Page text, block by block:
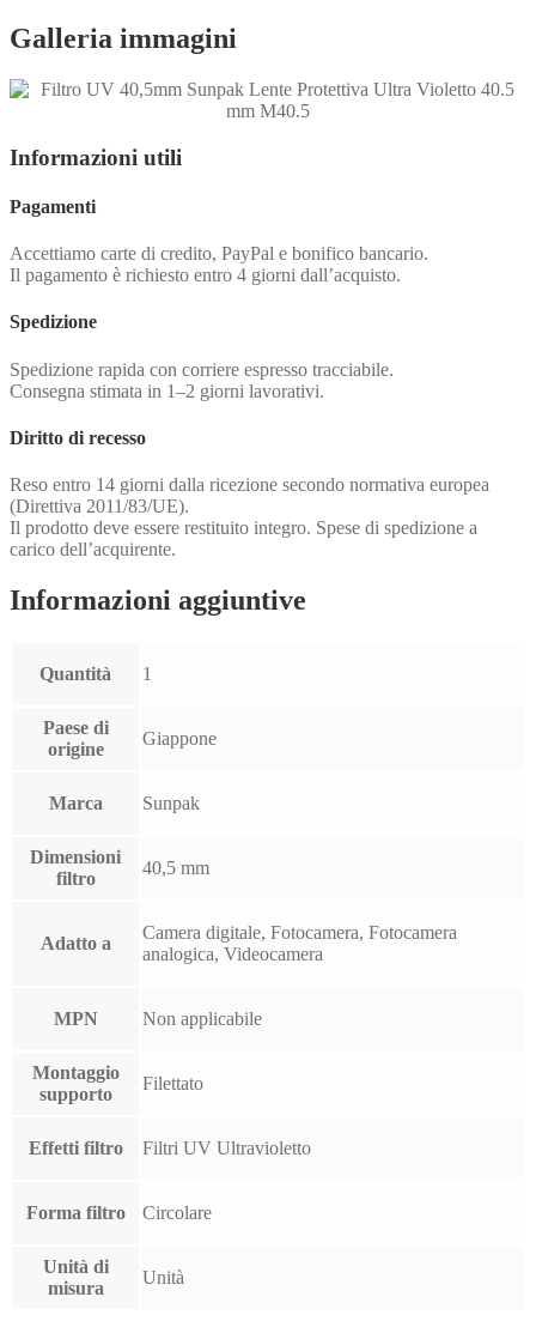
Galleria immagini
Informazioni utili
Pagamenti
Accettiamo carte di credito, PayPal e bonifico bancario.
Il pagamento è richiesto entro 4 giorni dall’acquisto.
Spedizione
Spedizione rapida con corriere espresso tracciabile.
Consegna stimata in 1–2 giorni lavorativi.
Diritto di recesso
Reso entro 14 giorni dalla ricezione secondo normativa europea
(Direttiva 2011/83/UE).
Il prodotto deve essere restituito integro. Spese di spedizione a
carico dell’acquirente.
Informazioni aggiuntive
Quantità 1
Paese di
origine
Giappone
Marca Sunpak
Dimensioni
filtro
40,5 mm
Adatto a
Camera digitale, Fotocamera, Fotocamera
analogica, Videocamera
MPN Non applicabile
Montaggio
supporto
Filettato
Effetti filtro Filtri UV Ultravioletto
Forma filtro Circolare
Unità di
misura
Unità